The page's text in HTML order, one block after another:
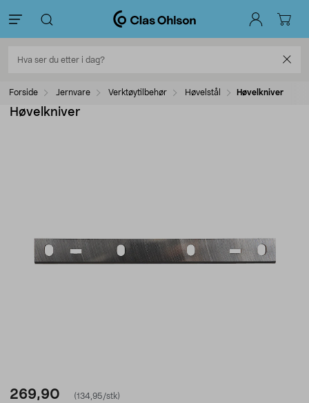
Forside Jernvare Verktøytilbehør Høvelstål Høvelkniver
Høvelkniver
269,90
(134,95/stk)